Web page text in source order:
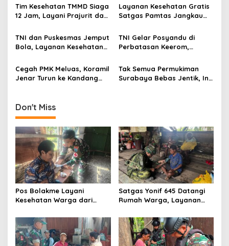
g
a
t
i
o
n
Pegunungan Kampung Muara Nawa
Tim Kesehatan TMMD Siaga
12 Jam, Layani Prajurit dan
Pembangunan Serengan
Layanan Kesehatan Gratis
Satgas Pamtas Jangkau
Akses Medis di Papua Barat
TNI dan Puskesmas Jemput
Bola, Layanan Kesehatan
Apalapsili
TNI Gelar Posyandu di
Perbatasan Keerom,
Stunting Anak Papua
Cegah PMK Meluas, Koramil
Jenar Turun ke Kandang
Tak Semua Permukiman
Surabaya Bebas Jentik, Ini
Don't Miss
Pos Bolakme Layani
Kesehatan Warga dari
Pegunungan
Satgas Yonif 645 Datangi
Rumah Warga, Layanan
Kampung Muara Nawa